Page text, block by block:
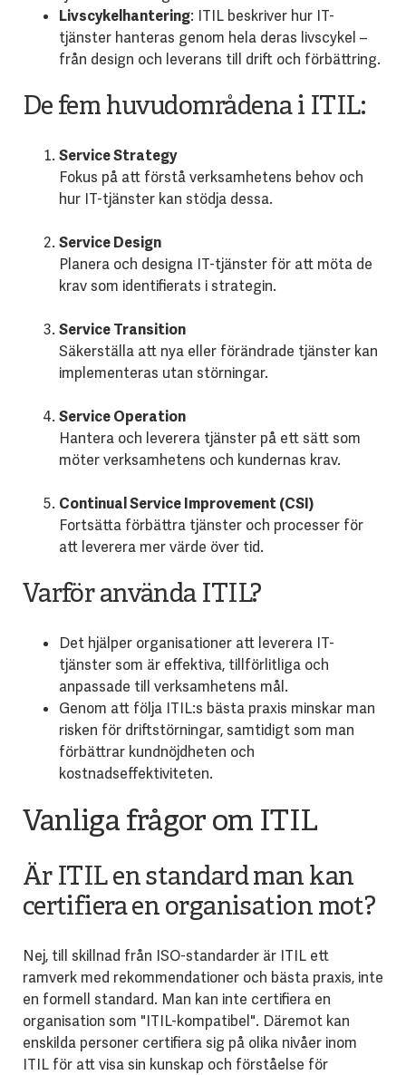
Livscykelhantering: ITIL beskriver hur IT-
tjänster hanteras genom hela deras livscykel –
från design och leverans till drift och förbättring.
De fem huvudområdena i ITIL:
Service Strategy
Fokus på att förstå verksamhetens behov och
hur IT-tjänster kan stödja dessa.
Service Design
Planera och designa IT-tjänster för att möta de
krav som identifierats i strategin.
Service Transition
Säkerställa att nya eller förändrade tjänster kan
implementeras utan störningar.
Service Operation
Hantera och leverera tjänster på ett sätt som
möter verksamhetens och kundernas krav.
Continual Service Improvement (CSI)
Fortsätta förbättra tjänster och processer för
att leverera mer värde över tid.
Varför använda ITIL?
Det hjälper organisationer att leverera IT-
tjänster som är effektiva, tillförlitliga och
anpassade till verksamhetens mål.
Genom att följa ITIL:s bästa praxis minskar man
risken för driftstörningar, samtidigt som man
förbättrar kundnöjdheten och
kostnadseffektiviteten.
Vanliga frågor om ITIL
Är ITIL en standard man kan
certifiera en organisation mot?
Nej, till skillnad från ISO-standarder är ITIL ett
ramverk med rekommendationer och bästa praxis, inte
en formell standard. Man kan inte certifiera en
organisation som "ITIL-kompatibel". Däremot kan
enskilda personer certifiera sig på olika nivåer inom
ITIL för att visa sin kunskap och förståelse för